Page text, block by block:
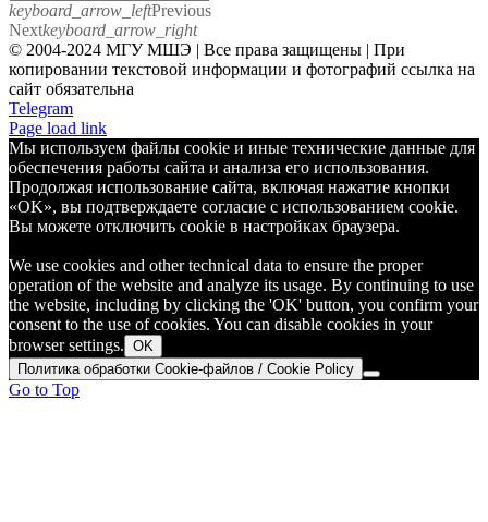
keyboard_arrow_leftPrevious
Nextkeyboard_arrow_right
© 2004-2024 МГУ МШЭ | Все права защищены | При
копировании текстовой информации и фотографий ссылка на
сайт обязательна
Telegram
Page load link
Мы используем файлы cookie и иные технические данные для
обеспечения работы сайта и анализа его использования.
Продолжая использование сайта, включая нажатие кнопки
«OK», вы подтверждаете согласие с использованием cookie.
Вы можете отключить cookie в настройках браузера.
We use cookies and other technical data to ensure the proper
operation of the website and analyze its usage. By continuing to use
the website, including by clicking the 'OK' button, you confirm your
consent to the use of cookies. You can disable cookies in your
browser settings. OK
Политика обработки Cookie-файлов / Cookie Policy
Go to Top